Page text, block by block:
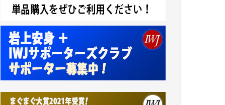
アオキカナメ 様
諸般の事情によりIWJ会費払えず今は非会員
です。市民側に立つ講演会にIWJのカメラマ
ンをよく拝見しております。コンテンツが失
われるのはあまりにもったいない。少しでも
お役立てください。（H.O.様）
今日、僅かですがカンパしました。（T.M.